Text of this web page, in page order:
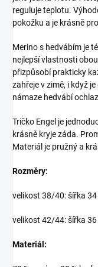
reguluje teplotu.
pokožku a je krásně
Merino s hedvábím je
nejlepší vlastnosti
přizpůsobí prakticky
zahřeje v zimě, i když
námaze hedvábí
Tričko Engel je
krásně kryje záda.
Materiál je pružný a
Rozměry:
velikost 38/40: šířka
velikost 42/44: šířka
Materiál: